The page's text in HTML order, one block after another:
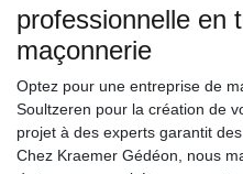
professionnelle en
maçonnerie
Optez pour une entreprise de
Soultzeren pour la création de
projet à des experts garantit
Chez Kraemer Gédéon, nous